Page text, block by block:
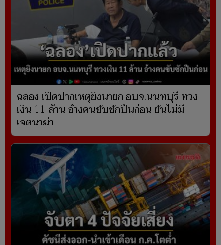
ฉลอง เปิดปากเหตุยิงนายก อบจ.นนทบุรี ทวง
เงิน 11 ล้าน อ้างคนขับชักปืนก่อน ยันไม่มี
เจตนาฆ่า